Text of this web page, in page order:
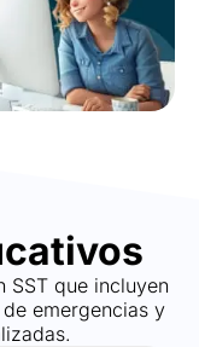
SST que incluyen
emergencias y